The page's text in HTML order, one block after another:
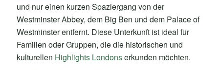
und nur einen kurzen Spaziergang von der
Westminster Abbey, dem Big Ben und dem Palace of
Westminster entfernt. Diese Unterkunft ist ideal für
Familien oder Gruppen, die die historischen und
kulturellen Highlights Londonserkunden möchten.